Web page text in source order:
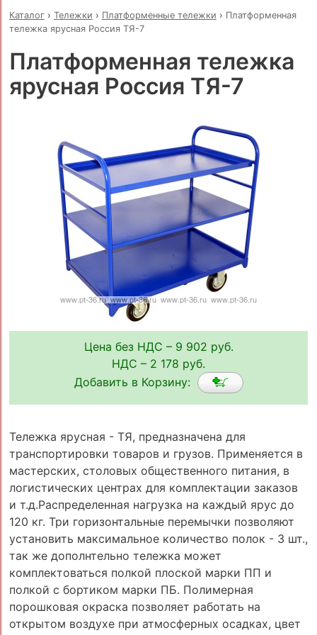
Каталог› Тележки › Платформенные тележки › Платформенная
тележка ярусная Россия ТЯ-7
Платформенная тележка
ярусная Россия ТЯ-7
Цена без НДС – 9 902 руб.
НДС – 2 178 руб.
Добавить в Корзину:
Тележка ярусная - ТЯ, предназначена для
транспортировки товаров и грузов. Применяется в
мастерских, столовых общественного питания, в
логистических центрах для комплектации заказов
и т.д.Распределенная нагрузка на каждый ярус до
120 кг. Три горизонтальные перемычки позволяют
установить максимальное количество полок - 3 шт.,
так же дополнтельно тележка может
комплектоваться полкой плоской марки ПП и
полкой с бортиком марки ПБ. Полимерная
порошковая окраска позволяет работать на
открытом воздухе при атмосферных осадках, цвет